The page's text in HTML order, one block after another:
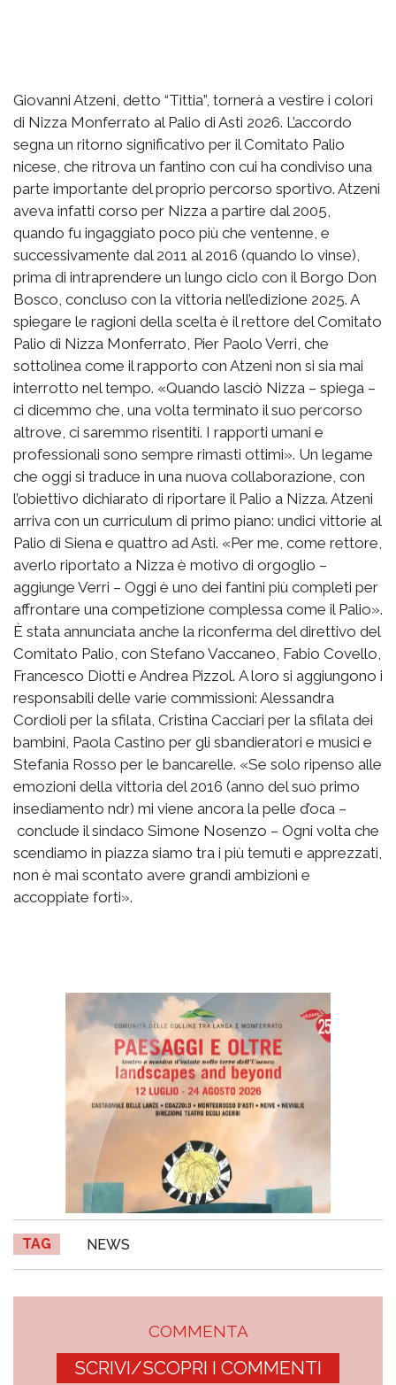
Giovanni Atzeni, detto “Tittia”, tornerà a vestire i colori
di Nizza Monferrato al Palio di Asti 2026. L’accordo
segna un ritorno significativo per il Comitato Palio
nicese, che ritrova un fantino con cui ha condiviso una
parte importante del proprio percorso sportivo. Atzeni
aveva infatti corso per Nizza a partire dal 2005,
quando fu ingaggiato poco più che ventenne, e
successivamente dal 2011 al 2016 (quando lo vinse),
prima di intraprendere un lungo ciclo con il Borgo Don
Bosco, concluso con la vittoria nell’edizione 2025. A
spiegare le ragioni della scelta è il rettore del Comitato
Palio di Nizza Monferrato, Pier Paolo Verri, che
sottolinea come il rapporto con Atzeni non si sia mai
interrotto nel tempo. «Quando lasciò Nizza – spiega –
ci dicemmo che, una volta terminato il suo percorso
altrove, ci saremmo risentiti. I rapporti umani e
professionali sono sempre rimasti ottimi». Un legame
che oggi si traduce in una nuova collaborazione, con
l’obiettivo dichiarato di riportare il Palio a Nizza. Atzeni
arriva con un curriculum di primo piano: undici vittorie al
Palio di Siena e quattro ad Asti. «Per me, come rettore,
averlo riportato a Nizza è motivo di orgoglio –
aggiunge Verri – Oggi è uno dei fantini più completi per
affrontare una competizione complessa come il Palio».
È stata annunciata anche la riconferma del direttivo del
Comitato Palio, con Stefano Vaccaneo, Fabio Covello,
Francesco Diotti e Andrea Pizzol. A loro si aggiungono i
responsabili delle varie commissioni: Alessandra
Cordioli per la sfilata, Cristina Cacciari per la sfilata dei
bambini, Paola Castino per gli sbandieratori e musici e
Stefania Rosso per le bancarelle. «Se solo ripenso alle
emozioni della vittoria del 2016 (anno del suo primo
insediamento ndr) mi viene ancora la pelle d’oca –
conclude il sindaco Simone Nosenzo – Ogni volta che
scendiamo in piazza siamo tra i più temuti e apprezzati,
non è mai scontato avere grandi ambizioni e
accoppiate forti».
TAG NEWS
COMMENTA
SCRIVI/SCOPRI I COMMENTI